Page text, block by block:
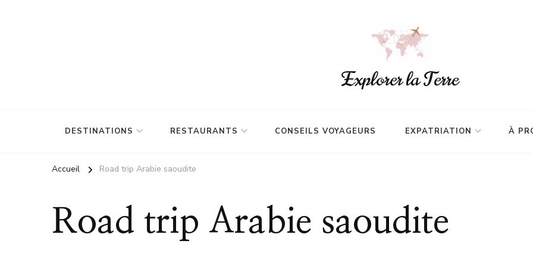
Explorer la Terre
DESTINATIONS RESTAURANTS CONSEILS VOYAGEURS EXPATRIATION À
Accueil Road trip Arabie saoudite
Road trip Arabie saoudite